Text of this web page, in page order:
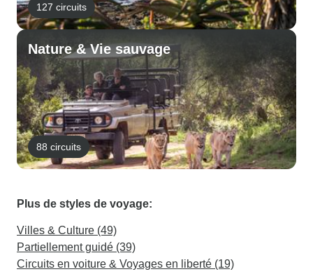
127 circuits
Nature & Vie sauvage
88 circuits
Plus de styles de voyage:
Villes & Culture (49)
Partiellement guidé (39)
Circuits en voiture & Voyages en liberté (19)